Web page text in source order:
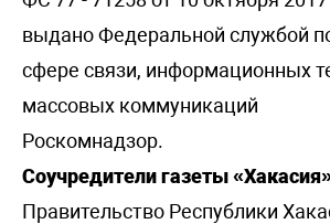
выдано Федеральной службой
сфере связи, информационных
массовых коммуникаций
Роскомнадзор.
Соучредители газеты
Правительство Республики